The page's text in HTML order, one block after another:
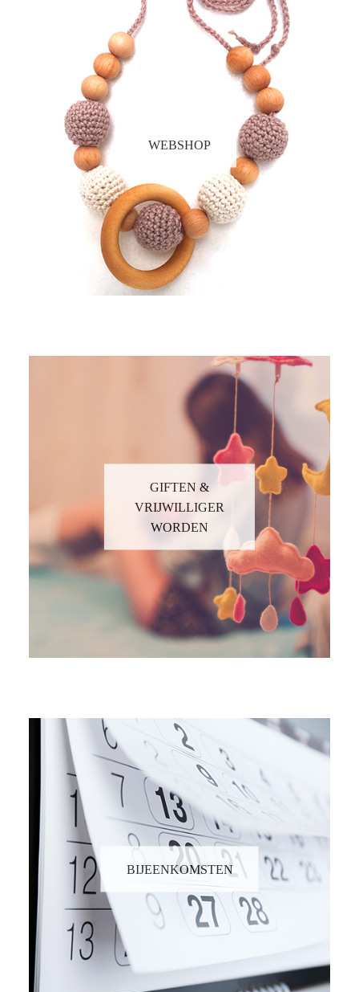
WEBSHOP
GIFTEN &
VRIJWILLIGER
WORDEN
BIJEENKOMSTEN